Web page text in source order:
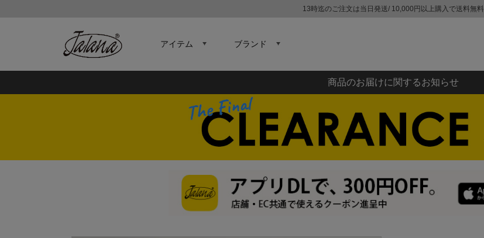
13時迄のご注文は当日発送/ 10,000円以上購入で送料無料
アイテム ブランド
商品のお届けに関するお知らせ